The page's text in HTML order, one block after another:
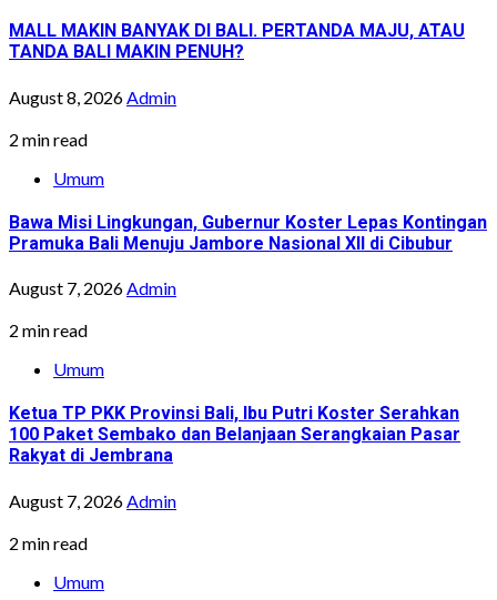
MALL MAKIN BANYAK DI BALI. PERTANDA MAJU, ATAU
TANDA BALI MAKIN PENUH?
August 8, 2026 Admin
2 min read
Umum
Bawa Misi Lingkungan, Gubernur Koster Lepas Kontingan
Pramuka Bali Menuju Jambore Nasional XII di Cibubur
August 7, 2026Admin
2 min read
Umum
Ketua TP PKK Provinsi Bali, Ibu Putri Koster Serahkan
100 Paket Sembako dan Belanjaan Serangkaian Pasar
Rakyat di Jembrana
August 7, 2026 Admin
2 min read
Umum